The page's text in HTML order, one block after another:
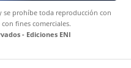
se prohíbe toda reproducción con
fines comerciales.
- Ediciones ENI